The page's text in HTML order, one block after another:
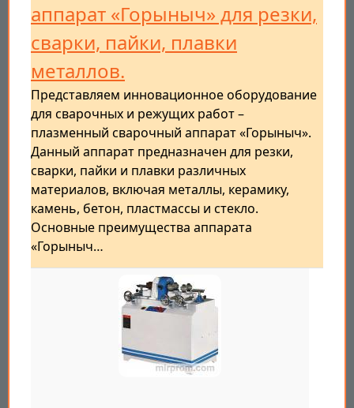
аппарат «Горыныч» для резки,
сварки, пайки, плавки
металлов.
Представляем инновационное оборудование
для сварочных и режущих работ –
плазменный сварочный аппарат «Горыныч».
Данный аппарат предназначен для резки,
сварки, пайки и плавки различных
материалов, включая металлы, керамику,
камень, бетон, пластмассы и стекло.
Основные преимущества аппарата
«Горыныч…